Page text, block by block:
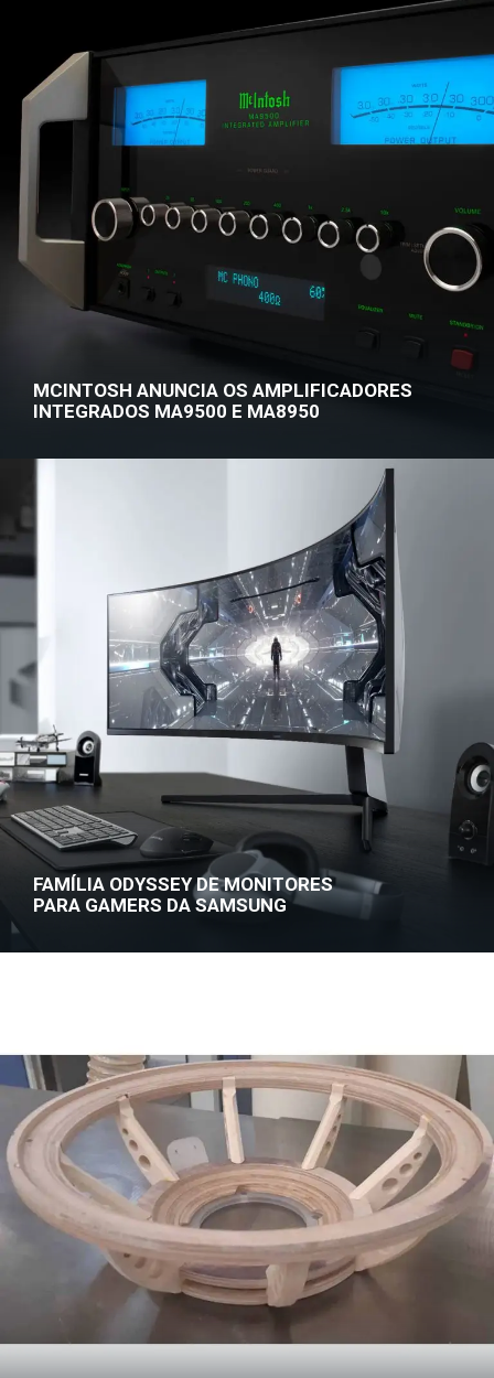
MCINTOSH ANUNCIA OS AMPLIFICADORES
INTEGRADOS MA9500 E MA8950
FAMÍLIA ODYSSEY DE MONITORES
PARA GAMERS DA SAMSUNG